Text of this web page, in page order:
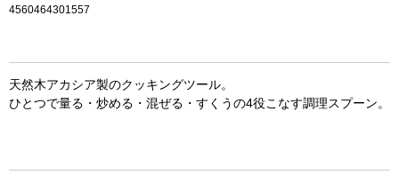
4560464301557
天然木アカシア製のクッキングツール。
ひとつで量る・炒める・混ぜる・すくうの4役こなす調理スプーン。